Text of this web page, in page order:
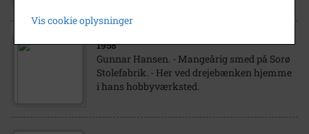
1958
Gunnar Hansen. - Mangeårig smed på Sorø
Stolefabrik. - Her ved drejebænken hjemme
i hans hobbyværksted.
Vis cookie oplysninger